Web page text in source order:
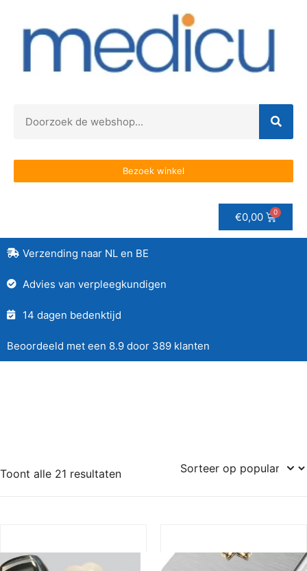
Bezoek winkel
€0,00
Verzending naar NL en BE
Advies van verpleegkundigen
14 dagen bedenktijd
Beoordeeld met een 8.9 door 389 klanten
Toont alle 21 resultaten